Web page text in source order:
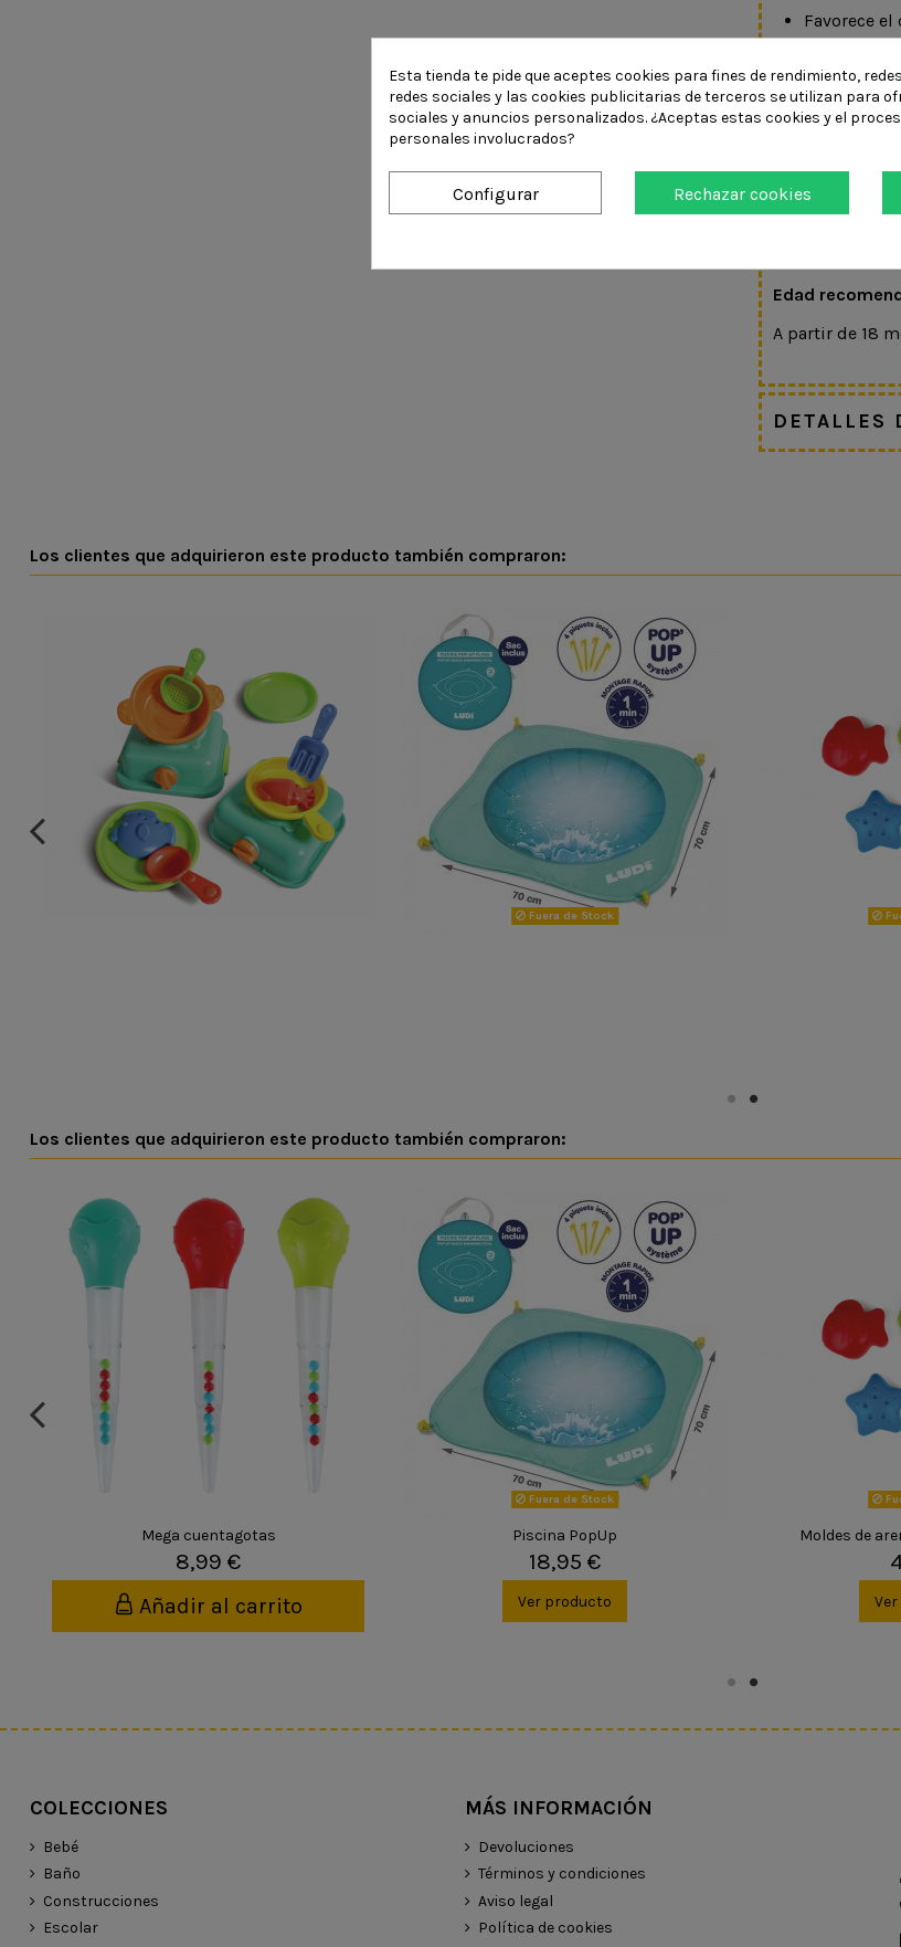
Favorece
Estimula
Potencia la
Favorece
Desarrolla
Estimula
Fomenta
Potencia la
Favorece
Promueve
Edad
A partir de 18
DETALLES
Los clientes que adquirieron este producto también compraron:
Fuera de Stock
Los clientes que adquirieron este producto también compraron:
Mega cuentagotas
8,99 €
Añadir al carrito
Fuera de Stock
Piscina PopUp
18,95 €
Ver producto
Moldes de
COLECCIONES
Bebé
Baño
Construcciones
Escolar
MÁS INFORMACIÓN
Devoluciones
Términos y condiciones
Aviso legal
Política de cookies
Esta tienda te pide que aceptes cookies para fines de rendimiento,
redes sociales y las cookies publicitarias de terceros se utilizan para
sociales y anuncios personalizados. ¿Aceptas estas cookies y el
personales involucrados?
Rechazar cookies
Configurar